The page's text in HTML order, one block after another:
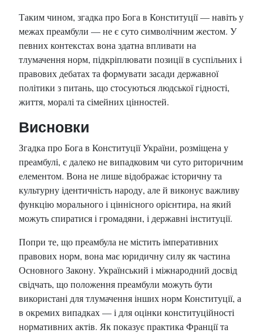
Таким чином, згадка про Бога в Конституції — навіть у
межах преамбули — не є суто символічним жестом. У
певних контекстах вона здатна впливати на
тлумачення норм, підкріплювати позиції в суспільних і
правових дебатах та формувати засади державної
політики з питань, що стосуються людської гідності,
життя, моралі та сімейних цінностей.
Висновки
Згадка про Бога в Конституції України, розміщена у
преамбулі, є далеко не випадковим чи суто риторичним
елементом. Вона не лише відображає історичну та
культурну ідентичність народу, але й виконує важливу
функцію морального і ціннісного орієнтира, на який
можуть спиратися і громадяни, і державні інституції.
Попри те, що преамбула не містить імперативних
правових норм, вона має юридичну силу як частина
Основного Закону. Український і міжнародний досвід
свідчать, що положення преамбули можуть бути
використані для тлумачення інших норм Конституції, а
в окремих випадках — і для оцінки конституційності
нормативних актів. Як показує практика Франції та